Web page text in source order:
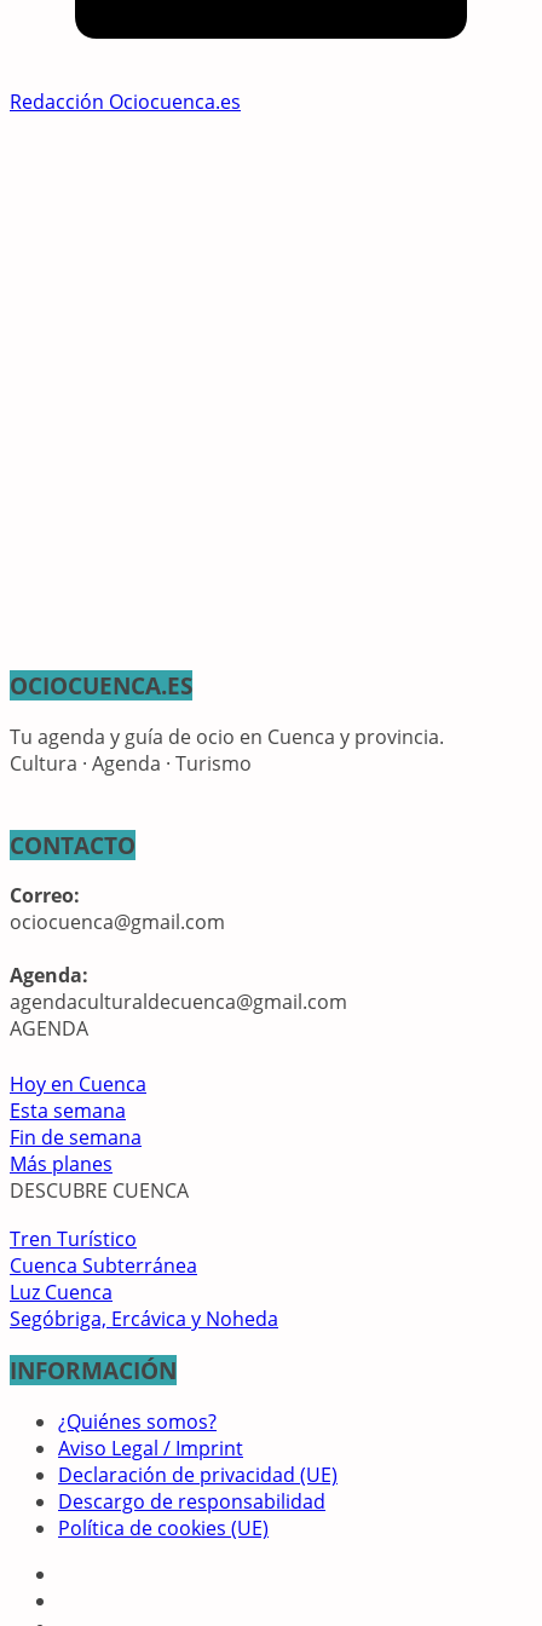
Redacción Ociocuenca.es
OCIOCUENCA.ES
Tu agenda y guía de ocio en Cuenca y provincia.
Cultura · Agenda · Turismo
CONTACTO
Correo:
ociocuenca@gmail.com
Agenda:
agendaculturaldecuenca@gmail.com
AGENDA
Hoy en Cuenca
Esta semana
Fin de semana
Más planes
DESCUBRE CUENCA
Tren Turístico
Cuenca Subterránea
Luz Cuenca
Segóbriga, Ercávica y Noheda
INFORMACIÓN
¿Quiénes somos?
Aviso Legal / Imprint
Declaración de privacidad (UE)
Descargo de responsabilidad
Política de cookies (UE)